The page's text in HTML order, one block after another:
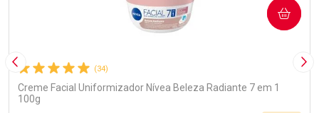
Imagem Anterior (34)
Creme Facial Uniformizador Nívea Beleza Radiante 7 em 1
100g
COMPRAR